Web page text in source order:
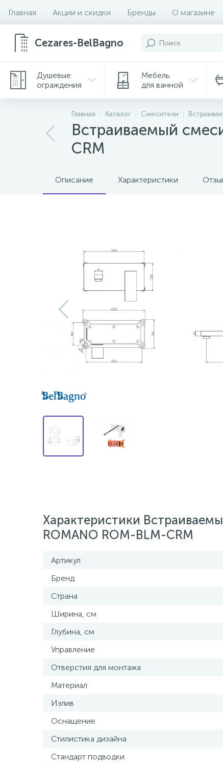
Главная Акции и скидки Бренды О магазине
Cezares-BelBagno
Душевые
ограждения
Мебель
для ванной
Главная Каталог Смесители
Встраиваемый
CRM
Описание Характеристики
Характеристики
ROMANO ROM-BLM-CRM
Артикул
Бренд
Страна
Ширина, см
Глубина, см
Управление
Отверстия для монтажа
Материал
Излив
Оснащение
Стилистика дизайна
Стандарт подводки